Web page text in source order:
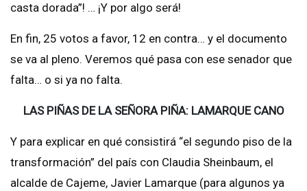
casta dorada”! … ¡Y por algo será!
En fin, 25 votos a favor, 12 en contra… y el documento
se va al pleno. Veremos qué pasa con ese senador que
falta… o si ya no falta.
LAS PIÑAS DE LA SEÑORA PIÑA: LAMARQUE CANO
Y para explicar en qué consistirá “el segundo piso de la
transformación” del país con Claudia Sheinbaum, el
alcalde de Cajeme, Javier Lamarque (para algunos ya